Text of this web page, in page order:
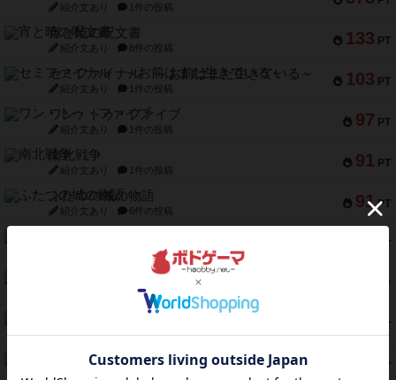
紹介文あり 1件の投稿
133 PT
宵と暁の呪文書
紹介文あり 8件の投稿
103 PT
セミファイナル ～お前はまだ生きている～
紹介文あり 1件の投稿
97 PT
ワン・トゥ・ファイブ
紹介文あり 1件の投稿
91 PT
南北戦争
紹介文あり 1件の投稿
91 PT
ふたつの城の物語
紹介文あり 6件の投稿
PT
1件の投稿
PT
6件の投稿
PT
フラットアイアン
紹介文なし 2件の投稿
PT
トランスオリエント・エクスプレス